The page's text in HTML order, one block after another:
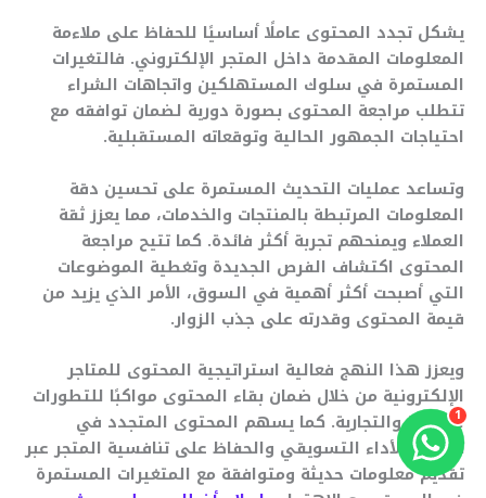
يشكل تجدد المحتوى عاملًا أساسيًا للحفاظ على ملاءمة
المعلومات المقدمة داخل المتجر الإلكتروني. فالتغيرات
المستمرة في سلوك المستهلكين واتجاهات الشراء
تتطلب مراجعة المحتوى بصورة دورية لضمان توافقه مع
احتياجات الجمهور الحالية وتوقعاته المستقبلية.
وتساعد عمليات التحديث المستمرة على تحسين دقة
المعلومات المرتبطة بالمنتجات والخدمات، مما يعزز ثقة
العملاء ويمنحهم تجربة أكثر فائدة. كما تتيح مراجعة
المحتوى اكتشاف الفرص الجديدة وتغطية الموضوعات
التي أصبحت أكثر أهمية في السوق، الأمر الذي يزيد من
قيمة المحتوى وقدرته على جذب الزوار.
ويعزز هذا النهج فعالية استراتيجية المحتوى للمتاجر
الإلكترونية من خلال ضمان بقاء المحتوى مواكبًا للتطورات
الرقمية والتجارية. كما يسهم المحتوى المتجدد في
تحسين الأداء التسويقي والحفاظ على تنافسية المتجر عبر
تقديم معلومات حديثة ومتوافقة مع المتغيرات المستمرة
1